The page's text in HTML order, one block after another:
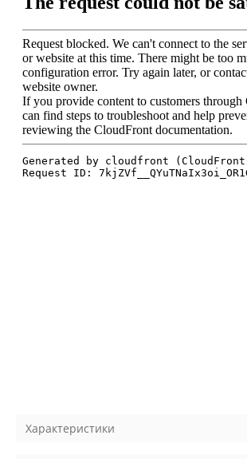
Характеристики